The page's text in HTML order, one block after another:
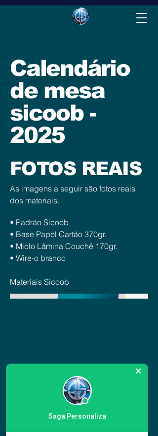
Calendário
de mesa
sicoob -
2025
FOTOS REAIS
As imagens a seguir são fotos reais
dos materiais.
• Padrão Sicoob
• Base Papel Cartão 370gr.
• Miolo Lâmina Couchê 170gr.
• Wire-o branco
Materiais Sicoob
Saga Personaliza